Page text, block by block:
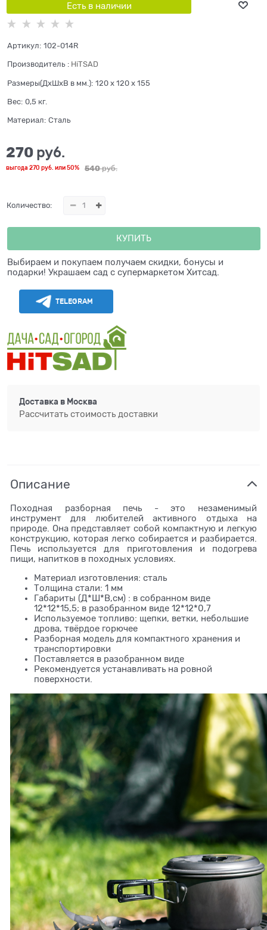
Есть в наличии
Артикул: 102-014R
Производитель : HiTSAD
Размеры(ДхШхВ в мм.): 120 x 120 x 155
Вес: 0,5 кг.
Материал: Сталь
540 руб.
270 руб.
выгода 270 руб. или50%
Количество:
КУПИТЬ
Выбираем и покупаем получаем скидки, бонусы и
подарки! Украшаем сад с супермаркетом Хитсад.
TELEGRAM
Доставка в Москва
Рассчитать стоимость доставки
Описание
Походная разборная печь - это незаменимый
инструмент для любителей активного отдыха на
природе. Она представляет собой компактную и легкую
конструкцию, которая легко собирается и разбирается.
Печь используется для приготовления и подогрева
пищи, напитков в походных условиях.
Материал изготовления: сталь
Толщина стали: 1 мм
Габариты (Д*Ш*В,см) : в собранном виде
12*12*15,5; в разобранном виде 12*12*0,7
Используемое топливо: щепки, ветки, небольшие
дрова, твёрдое горючее
Разборная модель для компактного хранения и
транспортировки
Поставляется в разобранном виде
Рекомендуется устанавливать на ровной
поверхности.